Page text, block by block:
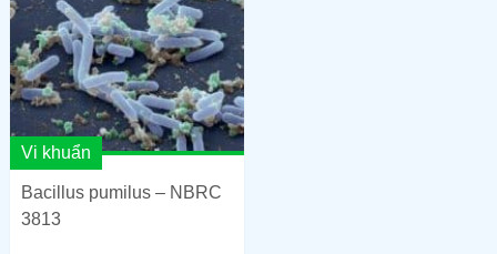
Vi khuẩn
Bacillus pumilus – NBRC
3813